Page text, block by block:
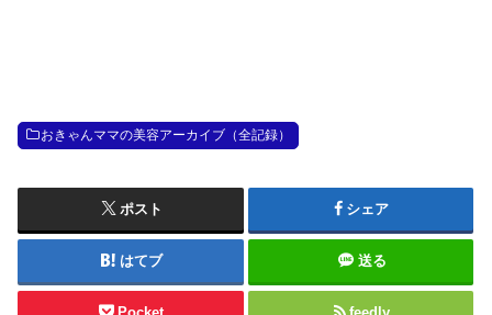
おきゃんママの美容アーカイブ（全記録）
ポスト シェア
はてブ 送る
Pocket feedly